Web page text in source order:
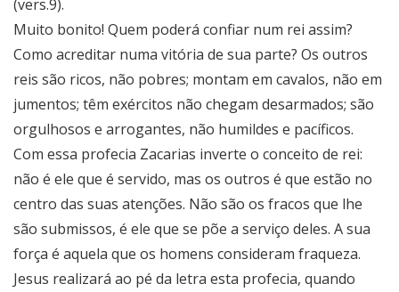
(vers.9).
Muito bonito! Quem poderá confiar num rei assim?
Como acreditar numa vitória de sua parte? Os outros
reis são ricos, não pobres; montam em cavalos, não em
jumentos; têm exércitos não chegam desarmados; são
orgulhosos e arrogantes, não humildes e pacíficos.
Com essa profecia Zacarias inverte o conceito de rei:
não é ele que é servido, mas os outros é que estão no
centro das suas atenções. Não são os fracos que lhe
são submissos, é ele que se põe a serviço deles. A sua
força é aquela que os homens consideram fraqueza.
Jesus realizará ao pé da letra esta profecia, quando